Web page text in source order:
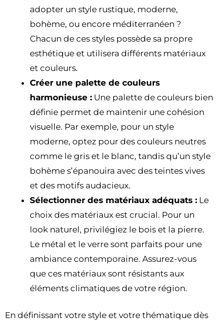
adopter un style rustique, moderne,
bohème, ou encore méditerranéen ?
Chacun de ces styles possède sa propre
esthétique et utilisera différents matériaux
et couleurs.
Créer une palette de couleurs
harmonieuse : Une palette de couleurs bien
définie permet de maintenir une cohésion
visuelle. Par exemple, pour un style
moderne, optez pour des couleurs neutres
comme le gris et le blanc, tandis qu’un style
bohème s’épanouira avec des teintes vives
et des motifs audacieux.
Sélectionner des matériaux adéquats : Le
choix des matériaux est crucial. Pour un
look naturel, privilégiez le bois et la pierre.
Le métal et le verre sont parfaits pour une
ambiance contemporaine. Assurez-vous
que ces matériaux sont résistants aux
éléments climatiques de votre région.
En définissant votre style et votre thématique dès